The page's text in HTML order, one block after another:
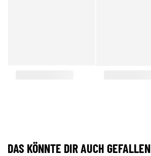
DAS KÖNNTE DIR AUCH GEFALLEN